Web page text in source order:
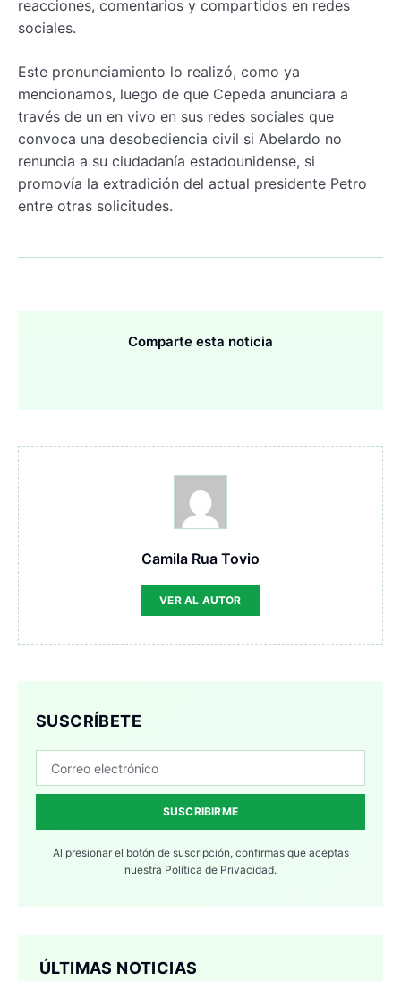
reacciones, comentarios y compartidos en redes
sociales.
Este pronunciamiento lo realizó, como ya
mencionamos, luego de que Cepeda anunciara a
través de un en vivo en sus redes sociales que
convoca una desobediencia civil si Abelardo no
renuncia a su ciudadanía estadounidense, si
promovía la extradición del actual presidente Petro
entre otras solicitudes.
Comparte esta noticia
Camila Rua Tovio
VER AL AUTOR
SUSCRÍBETE
SUSCRIBIRME
Al presionar el botón de suscripción, confirmas que aceptas
nuestra Política de Privacidad.
ÚLTIMAS NOTICIAS